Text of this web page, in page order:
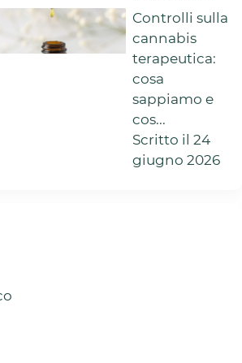
Controlli sulla
cannabis
terapeutica:
cosa
sappiamo e
cos...
Scritto il 24
giugno 2026